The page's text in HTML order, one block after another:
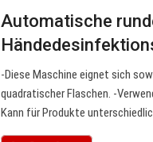
Automatische
-Diese Maschine eignet sich
quadratischer Flaschen. -
Kann für Produkte